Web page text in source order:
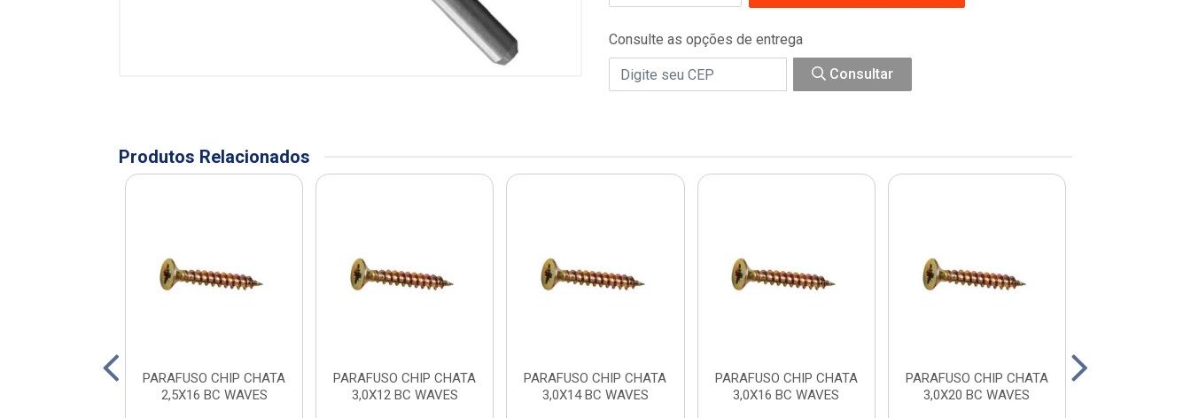
Consulte as opções de entrega
Consultar
Produtos Relacionados
PARAFUSO CHIP CHATA
2,5X16 BC WAVES
PARAFUSO CHIP CHATA
3,0X12 BC WAVES
PARAFUSO CHIP CHATA
3,0X14 BC WAVES
PARAFUSO CHIP CHATA
3,0X16 BC WAVES
PARAFUSO CHIP CHATA
3,0X20 BC WAVES